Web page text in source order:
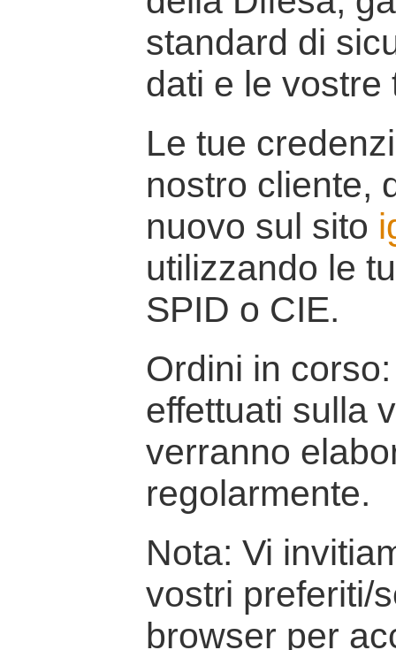
standard di
dati e le vostre
Le tue
nostro cliente,
nuovo sul sito
utilizzando le
SPID o CIE.
Ordini in
effettuati sulla
verranno
regolarmente.
Nota: Vi
vostri preferiti/
browser per